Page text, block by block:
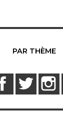
PAR THÈME
FacebookTwitter